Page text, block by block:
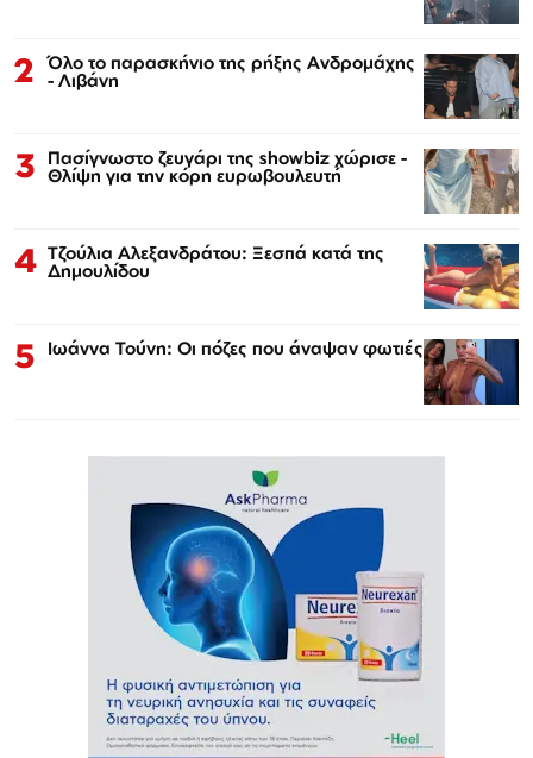
2 Όλο το παρασκήνιο της ρήξης Ανδρομάχης
- Λιβάνη
3 Πασίγνωστο ζευγάρι της showbiz χώρισε -
Θλίψη για την κόρη ευρωβουλευτή
4 Τζούλια Αλεξανδράτου: Ξεσπά κατά της
Δημουλίδου
5 Ιωάννα Τούνη: Οι πόζες που άναψαν φωτιές